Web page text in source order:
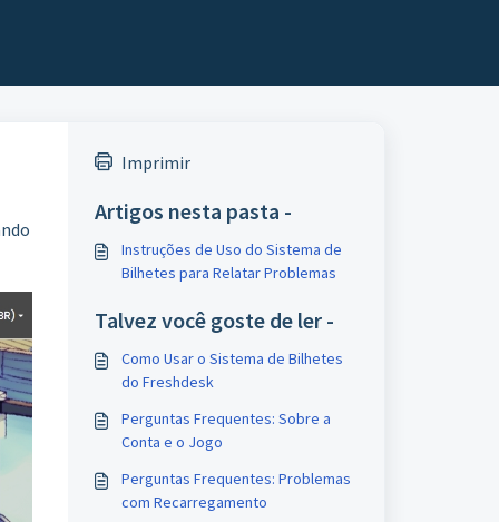
Imprimir
Artigos nesta pasta -
Instruções de Uso do Sistema de
Bilhetes para Relatar Problemas
Talvez você goste de ler -
Como Usar o Sistema de Bilhetes
do Freshdesk
Perguntas Frequentes: Sobre a
Conta e o Jogo
Perguntas Frequentes: Problemas
com Recarregamento